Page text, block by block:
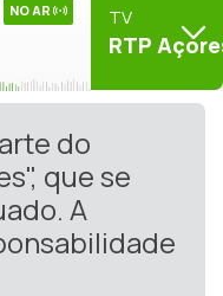
NO AR TV
RTP
do
que se
A